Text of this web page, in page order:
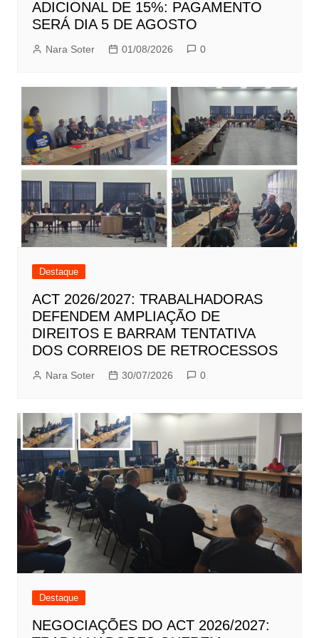
ADICIONAL DE 15%: PAGAMENTO
SERÁ DIA 5 DE AGOSTO
Nara Soter 01/08/2026 0
Destaque
ACT 2026/2027: TRABALHADORAS
DEFENDEM AMPLIAÇÃO DE
DIREITOS E BARRAM TENTATIVA
DOS CORREIOS DE RETROCESSOS
Nara Soter 30/07/2026 0
Destaque
NEGOCIAÇÕES DO ACT 2026/2027: